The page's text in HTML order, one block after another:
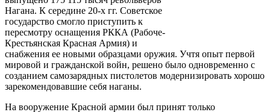
Нагана. К середине 20-х гг. Советское
государство смогло приступить к
пересмотру оснащения РККА (Рабоче-
Крестьянская Красная Армия) и
снабжения ее новыми образцами оружия. Учтя опыт первой
мировой и гражданской войн, решено было одновременно с
созданием самозарядных пистолетов модернизировать хорошо
зарекомендовавшие себя наганы.
На вооружение Красной армии был принят только